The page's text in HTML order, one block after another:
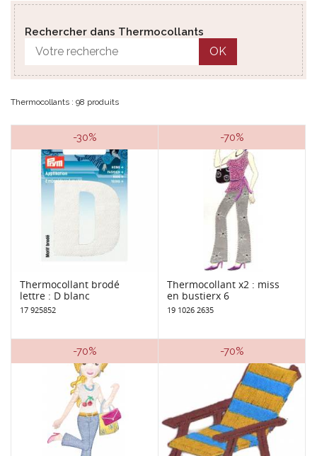
Rechercher dans Thermocollants
OK
Thermocollants : 98 produits
-30%
Thermocollant brodé
lettre : D blanc
17 925852
-70%
Thermocollant x2 : miss
en bustierx 6
19 1026 2635
-70% -70%